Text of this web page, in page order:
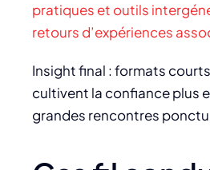
pratiques et outils
retours d’expériences
Insight final : formats
cultivent la confiance plus
grandes rencontres